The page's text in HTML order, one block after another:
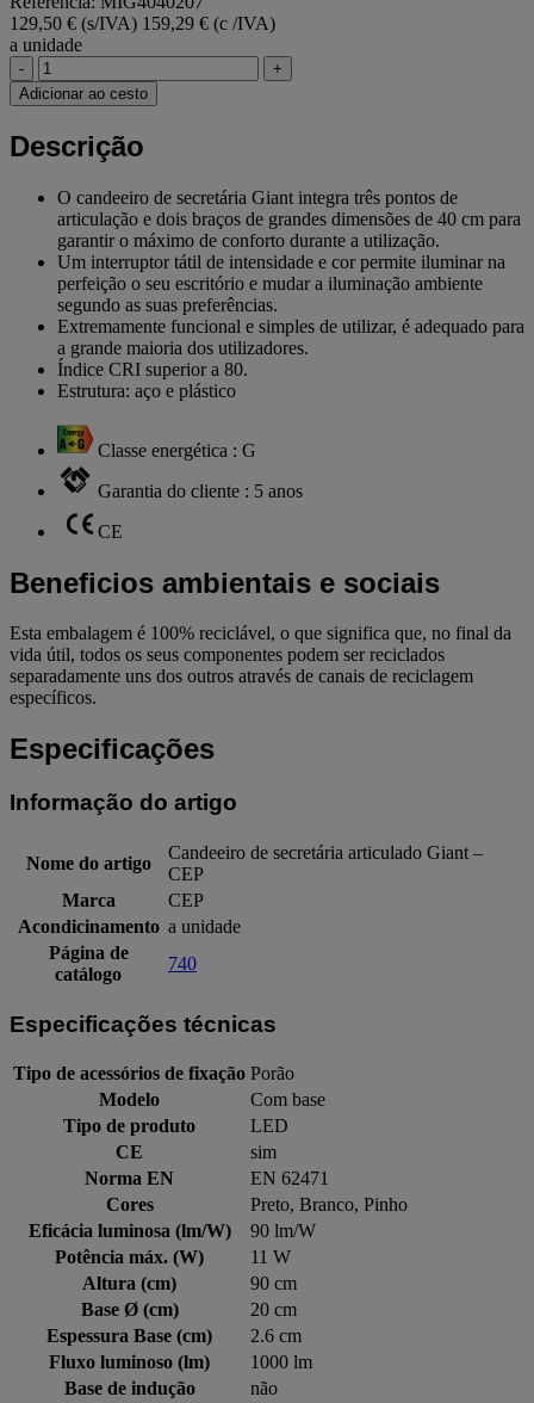
129,50 € (s/IVA) 159,29 € (c /IVA)
a unidade
-
+
Adicionar ao cesto
Descrição
O candeeiro de secretária Giant integra três pontos de
articulação e dois braços de grandes dimensões de 40 cm para
garantir o máximo de conforto durante a utilização.
Um interruptor tátil de intensidade e cor permite iluminar na
perfeição o seu escritório e mudar a iluminação ambiente
segundo as suas preferências.
Extremamente funcional e simples de utilizar, é adequado para
a grande maioria dos utilizadores.
Índice CRI superior a 80.
Estrutura: aço e plástico
Classe energética : G
Garantia do cliente : 5 anos
CE
Beneficios ambientais e sociais
Esta embalagem é 100% reciclável, o que significa que, no final da
vida útil, todos os seus componentes podem ser reciclados
separadamente uns dos outros através de canais de reciclagem
específicos.
Especificações
Informação do artigo
Nome do artigo
Candeeiro de secretária articulado Giant –
CEP
Marca
CEP
Acondicinamento a unidade
Página de
catálogo
740
Especificações técnicas
Tipo de acessórios de fixação Porão
Modelo
Com base
Tipo de produto
LED
CE
sim
Norma EN
EN 62471
Cores
Preto, Branco, Pinho
Eficácia luminosa (lm/W)
90 lm/W
Potência máx. (W)
11 W
Altura (cm)
90 cm
Base Ø (cm)
20 cm
Espessura Base (cm)
2.6 cm
Fluxo luminoso (lm)
1000 lm
Base de indução
não